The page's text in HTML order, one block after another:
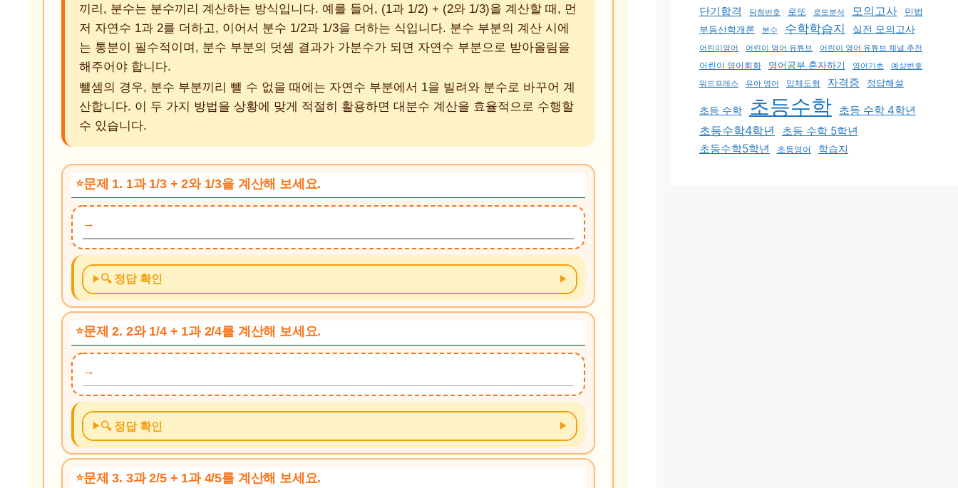
끼리, 분수는 분수끼리 계산하는 방식입니다. 예를 들어, (1과 1/2) + (2와 1/3)을 계산할 때, 먼
저 자연수 1과 2를 더하고, 이어서 분수 1/2과 1/3을 더하는 식입니다. 분수 부분의 계산 시에
는 통분이 필수적이며, 분수 부분의 덧셈 결과가 가분수가 되면 자연수 부분으로 받아올림을
해주어야 합니다.
뺄셈의 경우, 분수 부분끼리 뺄 수 없을 때에는 자연수 부분에서 1을 빌려와 분수로 바꾸어 계
산합니다. 이 두 가지 방법을 상황에 맞게 적절히 활용하면 대분수 계산을 효율적으로 수행할
수 있습니다.
문제 1. 1과 1/3 + 2와 1/3을 계산해 보세요.
🔍 정답 확인
문제 2. 2와 1/4 + 1과 2/4를 계산해 보세요.
🔍 정답 확인
문제 3. 3과 2/5 + 1과 4/5를 계산해 보세요.
단기합격 당첨번호 로또 로또분석 모의고사
민법
부동산학개론
분수 수학학습지 실전 모의고사
어린이영어 어린이 영어 유튜브 어린이 영어 유튜브 채널 추천
어린이 영어회화 영어공부 혼자하기 영어기초 예상번호
워드프레스 유아 영어 입체도형 자격증 정답해설
초등 수학 초등수학 초등 수학 4학년
초등수학4학년
초등 수학 5학년
초등수학5학년
초등영어 학습지